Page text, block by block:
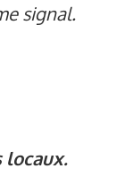
signal.
locaux.